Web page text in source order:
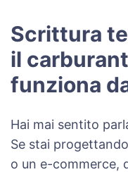
Scrittura
il
funziona
Hai mai sentito
Se stai
o un e-commerce,